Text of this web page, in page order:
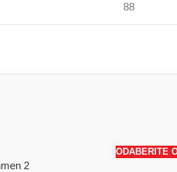
88
2
ODABERITE